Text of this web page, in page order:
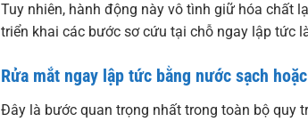
Tuy nhiên, hành động này vô tình giữ hóa chất
triển khai các bước sơ cứu tại chỗ ngay lập tức
Rửa mắt ngay lập tức bằng nước sạch
Đây là bước quan trọng nhất trong toàn bộ quy